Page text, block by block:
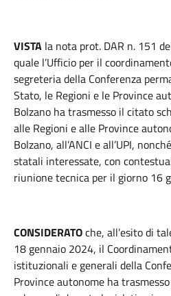
VISTA la nota prot. DAR n. 151
quale l’Ufficio per il
segreteria della Conferenza
Stato, le Regioni e le Province
Bolzano ha trasmesso il citato
alle Regioni e alle Province
Bolzano, all’ANCI e all’UPI,
statali interessate, con
riunione tecnica per il giorno 16
CONSIDERATOche, all’esito di
18 gennaio 2024, il
istituzionali e generali della
Province autonome ha